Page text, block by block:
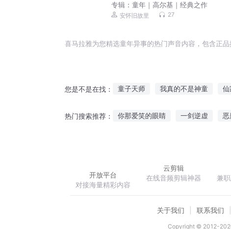
专辑： 童年｜高尔基｜经典之作
安怀旧故里 27
喜马拉雅为您精选童年异事的热门声音内容，包含正
您是不是在找： 童子天师 我真的不是神童 仙
热门搜索推荐： 你那爱笑的眼睛 一剑逆虚 恶
开放平台
对接海量精彩内容
云剪辑
在线音频剪辑神器
兼
关于我们 联系我们
Copyright © 2012-